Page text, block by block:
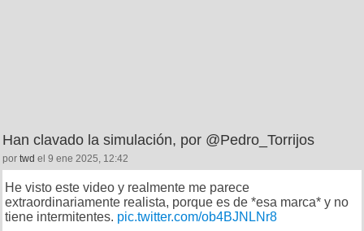
Han clavado la simulación, por @Pedro_Torrijos
por twd el 9 ene 2025, 12:42
He visto este video y realmente me parece
extraordinariamente realista, porque es de *esa marca* y no
tiene intermitentes. pic.twitter.com/ob4BJNLNr8